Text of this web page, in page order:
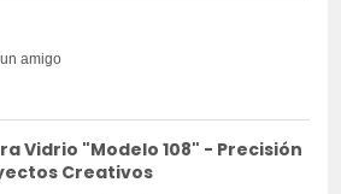
Vidrio "Modelo 108" - Precisión
Creativos